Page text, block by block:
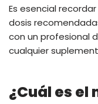
Es esencial
dosis
con un profesional
cualquier
¿Cuál es